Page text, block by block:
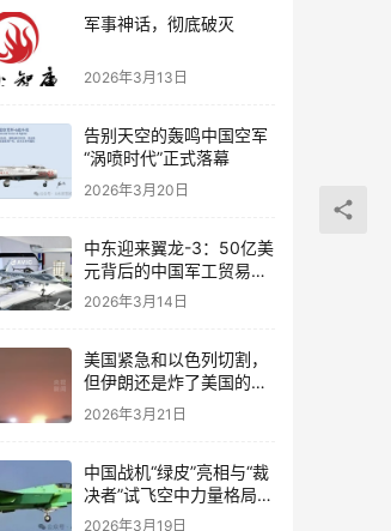
军事神话，彻底破灭
2026年3月13日
告别天空的轰鸣中国空军
“涡喷时代”正式落幕
2026年3月20日
中东迎来翼龙-3：50亿美
元背后的中国军工贸易智
慧
2026年3月14日
美国紧急和以色列切割，
但伊朗还是炸了美国的油
气设施
2026年3月21日
中国战机“绿皮”亮相与“裁
决者”试飞空中力量格局正
在重塑
2026年3月19日